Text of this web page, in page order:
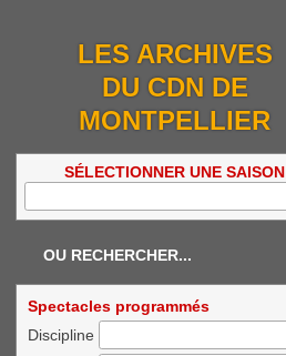
LES ARCHIVES
DU CDN DE
MONTPELLIER
SÉLECTIONNER UNE SAISON
OU RECHERCHER...
Spectacles programmés
Discipline